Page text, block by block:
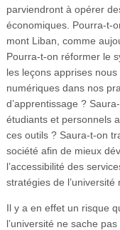
parviendront à opérer
économiques. Pourra-t-
mont Liban, comme
Pourra-t-on réformer le
les leçons apprises
numériques dans nos
d’apprentissage ?
étudiants et personnels
ces outils ? Saura-t-on
société afin de mieux
l’accessibilité des
stratégies de
Il y a en effet un risque
l’université ne sache